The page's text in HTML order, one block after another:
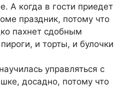
А когда в гости приедет
праздник, потому что
пахнет сдобным
и торты, и булочки
управляться с
досадно, потому что